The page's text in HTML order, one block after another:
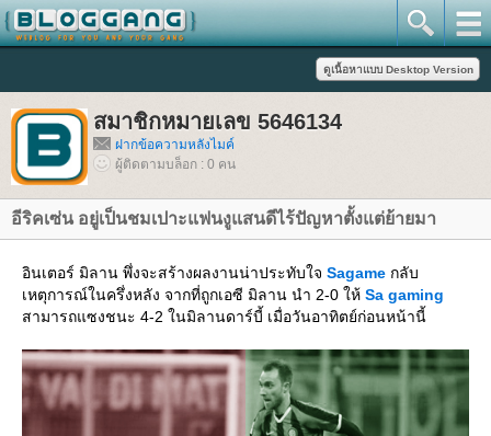
สมาชิกหมายเลข 5646134
ฝากข้อความหลังไมค์
ผู้ติดตามบล็อก : 0 คน
อีริคเซ่น อยู่เป็นชมเปาะแฟนงูแสนดีไร้ปัญหาตั้งแต่ย้ายมา
อินเตอร์ มิลาน พึ่งจะสร้างผลงานน่าประทับใจ Sagame กลับ
เหตุการณ์ในครึ่งหลัง จากที่ถูกเอซี มิลาน นำ 2-0 ให้ Sa gaming
สามารถแซงชนะ 4-2 ในมิลานดาร์บี้ เมื่อวันอาทิตย์ก่อนหน้านี้